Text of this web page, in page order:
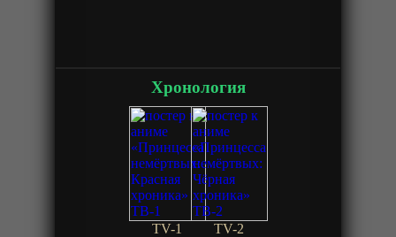
Хронология
TV-1 TV-2